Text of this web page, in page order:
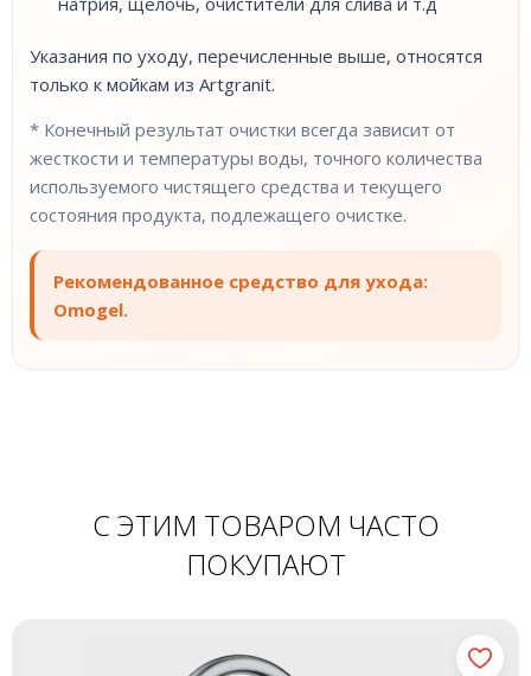
Указания по уходу, перечисленные выше, относятся
только к мойкам из Artgranit.
* Конечный результат очистки всегда зависит от
жесткости и температуры воды, точного количества
используемого чистящего средства и текущего
состояния продукта, подлежащего очистке.
Рекомендованное средство для ухода:
Omogel.
С ЭТИМ ТОВАРОМ ЧАСТО
ПОКУПАЮТ